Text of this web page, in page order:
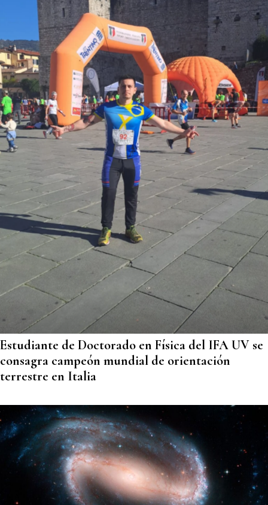
Estudiante de Doctorado en Física del IFA UV se
consagra campeón mundial de orientación
terrestre en Italia